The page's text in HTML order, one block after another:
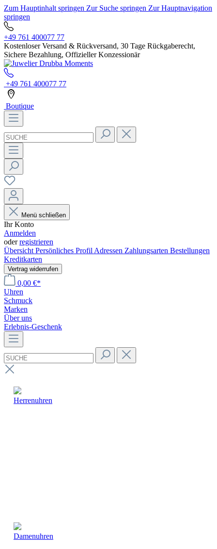
Zum Hauptinhalt springen Zur Suche springen Zur Hauptnavigation
springen
+49 761 400077 77
Kostenloser Versand & Rückversand, 30 Tage Rückgaberecht,
Sichere Bezahlung, Offizieller Konzessionär
+49 761 400077 77
Boutique
Menü schließen
Ihr Konto
Anmelden
oderregistrieren
Übersicht Persönliches Profil Adressen Zahlungsarten Bestellungen
Kreditkarten
Vertrag widerrufen
0,00 €*
Uhren
Schmuck
Marken
Über uns
Erlebnis-Geschenk
Herrenuhren
Damenuhren